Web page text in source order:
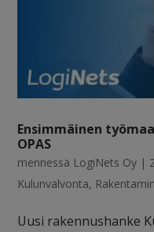
Ensimmäinen
OPAS
mennessä LogiNets Oy |
Kulunvalvonta,
Uusi rakennushanke